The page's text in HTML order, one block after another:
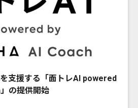
支援する「面トレAI powered
の提供開始